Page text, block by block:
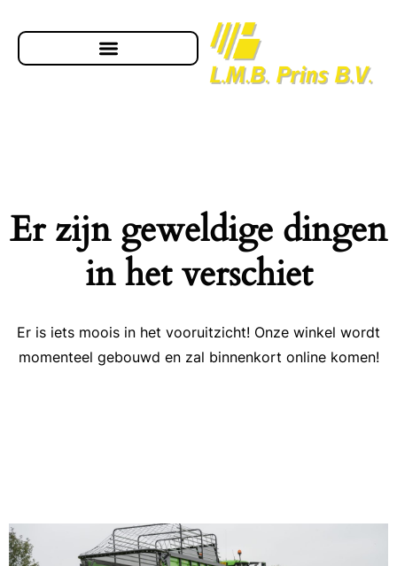
Er zijn geweldige dingen
in het verschiet
Er is iets moois in het vooruitzicht! Onze winkel wordt
momenteel gebouwd en zal binnenkort online komen!